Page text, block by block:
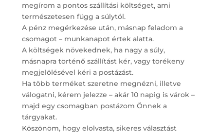
megírom a pontos szállítási költséget, ami
természetesen függ a súlytól.
A pénz megérkezése után, másnap feladom a
csomagot – munkanapot értek alatta.
A költségek növekednek, ha nagy a súly,
másnapra történő szállítást kér, vagy törékeny
megjelölésével kéri a postázást.
Ha több terméket szeretne megnézni, illetve
válogatni, kérem jelezze – akár 10 napig is várok –
majd egy csomagban postázom Önnek a
tárgyakat.
Köszönöm, hogy elolvasta, sikeres választást